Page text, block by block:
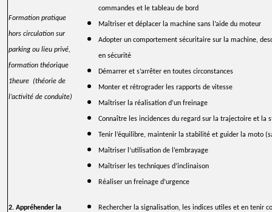
Formation pratique
hors circulation sur
parking ou lieu privé,
formation théorique
1heure (théorie de
l’activité de conduite)
commandes et le tableau de bord
Maîtriser et déplacer la machine sans l’aide du moteur
Adopter un comportement sécuritaire sur la machine,
en sécurité
Démarrer et s’arrêter en toutes circonstances
Monter et rétrograder les rapports de vitesse
Maîtriser la réalisation d’un freinage
Connaître les incidences du regard sur la trajectoire et la
Tenir l’équilibre, maintenir la stabilité et guider la moto
Maîtriser l’utilisation de l’embrayage
Maîtriser les techniques d’inclinaison
Réaliser un freinage d’urgence
2. Appréhender la Rechercher la signalisation, les indices utiles et en tenir